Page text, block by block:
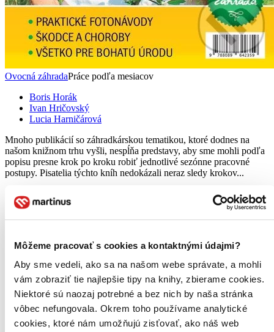
Môžeme pracovať s cookies a kontaktnými údajmi?
Aby sme vedeli, ako sa na našom webe správate, a mohli
vám zobraziť tie najlepšie tipy na knihy, zbierame cookies.
Niektoré sú naozaj potrebné a bez nich by naša stránka
vôbec nefungovala. Okrem toho používame analytické
cookies, ktoré nám umožňujú zisťovať, ako náš web
Ovocná záhradaPráce podľa mesiacov
Boris Horák
Ivan Hričovský
Lucia Harničárová
Mnoho publikácií so záhradkárskou tematikou, ktoré dodnes na
našom knižnom trhu vyšli, nespĺňa predstavy, aby sme mohli podľa
popisu presne krok po kroku robiť jednotlivé sezónne pracovné
postupy. Pisatelia týchto kníh nedokázali neraz sledy krokov...
8,60 €
možné, že bude onedlho úplne vypredaný. Ak ho chcete mať,
ponáhľajte sa!
Pridať do zoznamu
Vložiť do košíka